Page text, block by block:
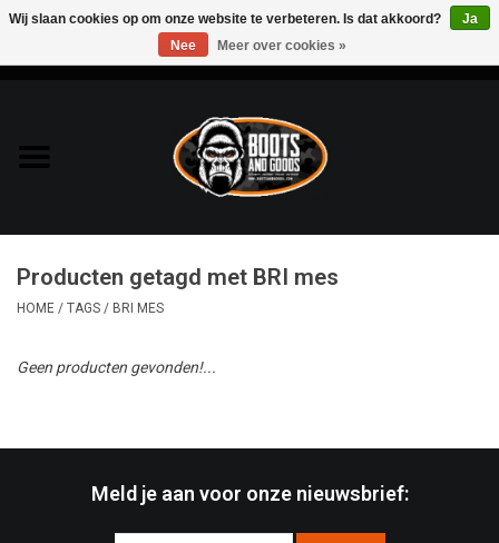
Bags & Packs
Bescherming
Producten getagd met BRI mes
HOME / TAGS / BRI MES
Geen producten gevonden!...
Meld je aan voor onze nieuwsbrief:
Wij slaan cookies op om onze website te verbeteren. Is dat akkoord?
Ja
Nee
Meer over cookies »